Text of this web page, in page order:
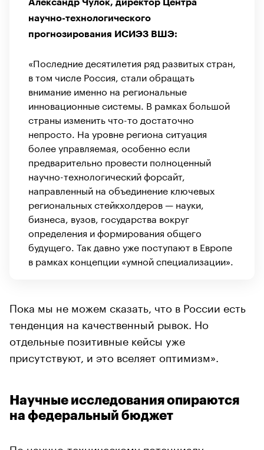
Александр Чулок, директор Центра
научно-технологического
прогнозирования ИСИЭЗ ВШЭ:
«Последние десятилетия ряд развитых стран,
в том числе Россия, стали обращать
внимание именно на региональные
инновационные системы. В рамках большой
страны изменить что-то достаточно
непросто. На уровне региона ситуация
более управляемая, особенно если
предварительно провести полноценный
научно-технологический форсайт,
направленный на объединение ключевых
региональных стейкхолдеров — науки,
бизнеса, вузов, государства вокруг
определения и формирования общего
будущего. Так давно уже поступают в Европе
в рамках концепции «умной специализации».
Пока мы не можем сказать, что в России есть
тенденция на качественный рывок. Но
отдельные позитивные кейсы уже
присутствуют, и это вселяет оптимизм».
Научные исследования опираются
на федеральный бюджет